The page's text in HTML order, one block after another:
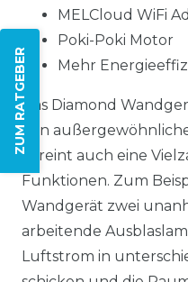
ZUM RATGEBER
MELCloud WiFi
Poki-Poki Motor
Mehr
Das Diamond
sein
vereint auch eine
Funktionen. Zum
Wandgerät zwei
arbeitende
Luftstrom in